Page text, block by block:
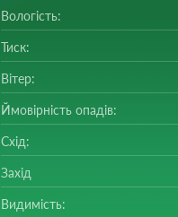
Вологість:
Тиск:
Вітер:
Ймовірність опадів:
Схід:
Захід
Видимість: